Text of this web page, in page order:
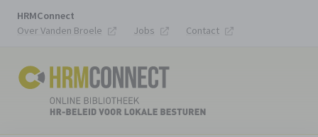
HRMConnect
Over Vanden Broele
Jobs Contact